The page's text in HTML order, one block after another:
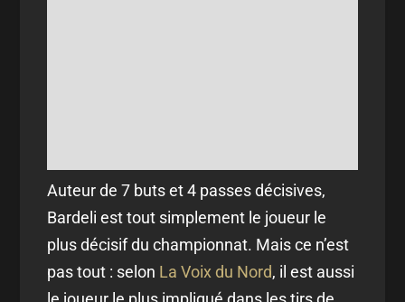
Auteur de 7 buts et 4 passes décisives,
Bardeli est tout simplement le joueur le
plus décisif du championnat. Mais ce n’est
pas tout : selon La Voix du Nord, il est aussi